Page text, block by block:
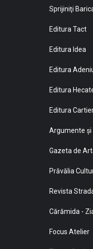
Sprijiniţi
Editura Tact
Editura Idea
Editura
Editura
Editura
Argumente și
Gazeta de
Prăvălia
Revista
Cărămida -
Focus Atelier